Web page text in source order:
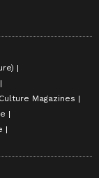
Culture Magazines